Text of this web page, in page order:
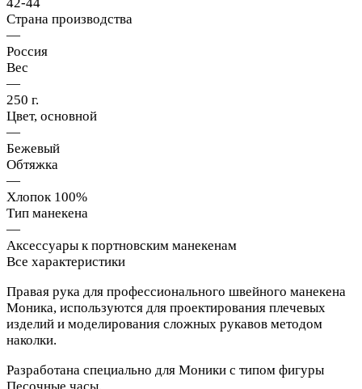
Страна производства
—
Россия
Вес
—
250 г.
Цвет, основной
—
Бежевый
Обтяжка
—
Хлопок 100%
Тип манекена
—
Аксессуары к портновским манекенам
Все характеристики
Правая рука для профессионального швейного манекена
Моника, используются для проектирования плечевых
изделий и моделирования сложных рукавов методом
наколки.
Разработана специально для Моники с типом фигуры
Песочные часы.